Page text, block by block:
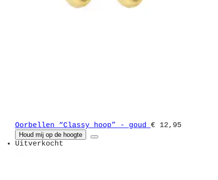
Oorbellen “Classy hoop” - goud € 12,95
Houd mij op de hoogte
Uitverkocht